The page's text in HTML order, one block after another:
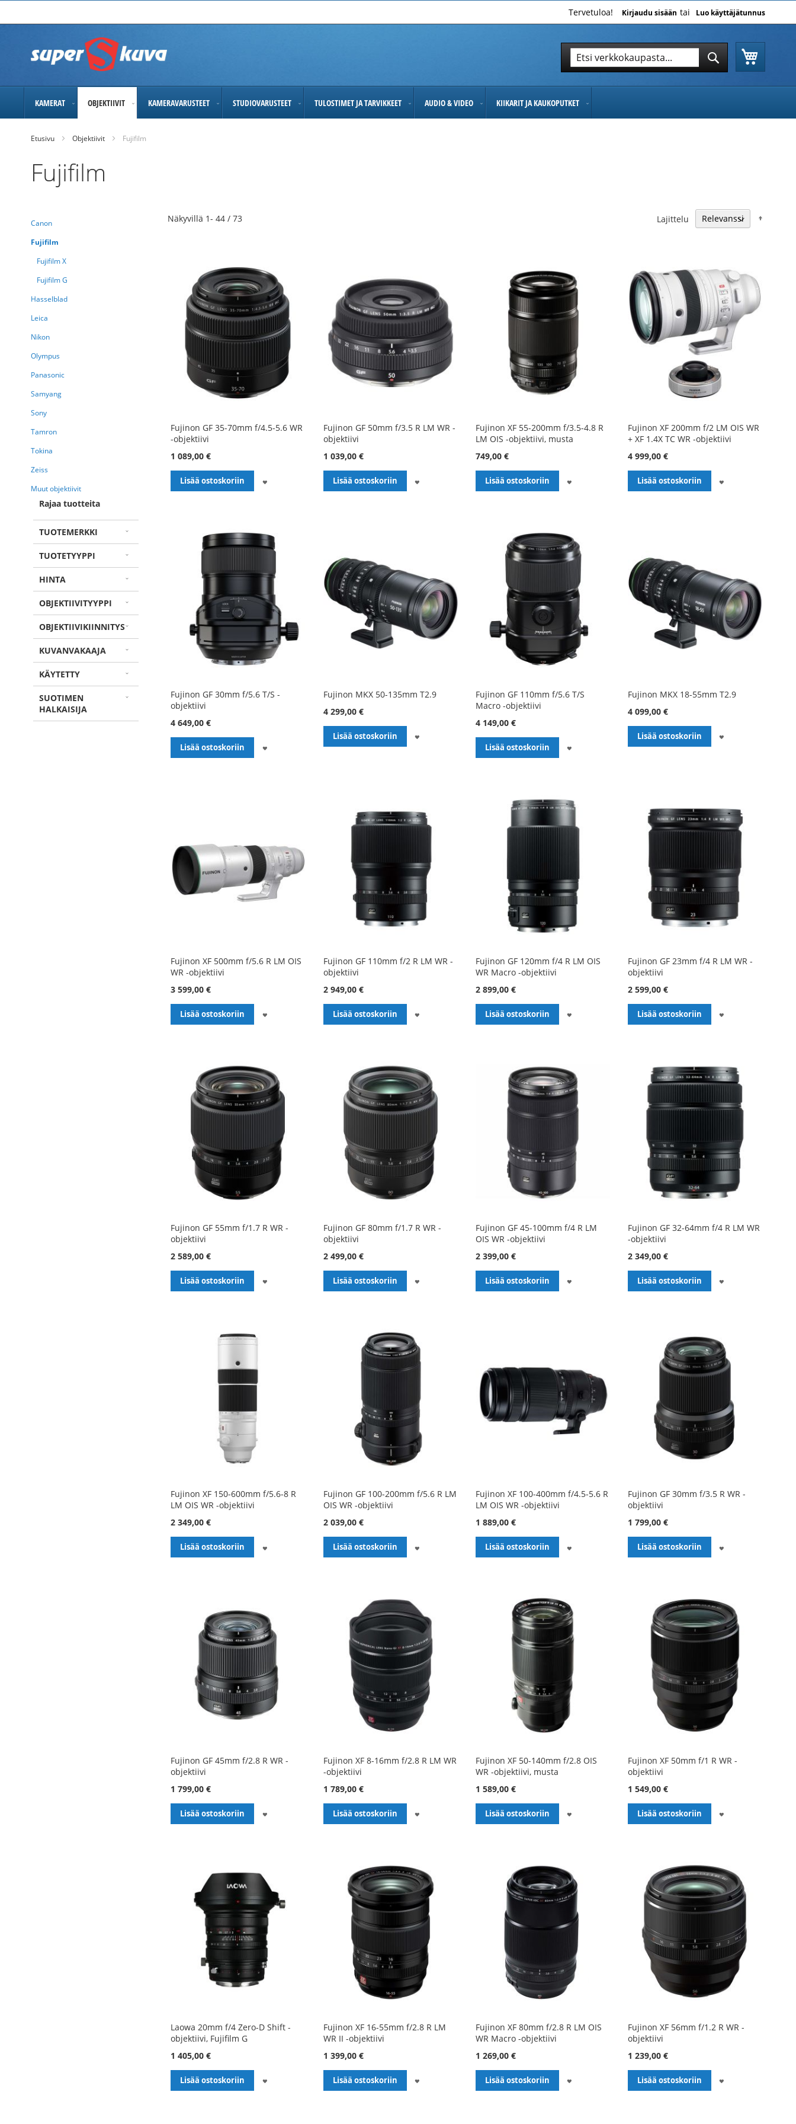
to
Tervetuloa! Kirjaudu sisään Luo käyttäjätunnus
Hae
KAMERAT OBJEKTIIVIT KAMERAVARUSTEET STUDIOVARUSTEET TULOSTIMET JA TARVIKKEET AUDIO & VIDEO KIIKARIT JA KAUKOPUTKET
Etusivu Objektiivit Fujifilm
Fujifilm
Näkyvillä 1-44 /73 Lajittelu
Fujinon GF 35-70mm f/4.5-5.6 WR
-objektiivi
1 089,00 €
Lisää ostoskoriin
Fujinon GF 50mm f/3.5 R LM WR -
objektiivi
1 039,00 €
Lisää ostoskoriin
Fujinon XF 55-200mm f/3.5-4.8 R
LM OIS -objektiivi, musta
749,00 €
Lisää ostoskoriin
Fujinon XF 200mm f/2 LM OIS WR
+ XF 1.4X TC WR -objektiivi
4 999,00 €
Lisää ostoskoriin
Fujinon GF 30mm f/5.6 T/S -
objektiivi
4 649,00 €
Lisää ostoskoriin
Fujinon MKX 50-135mm T2.9
4 299,00 €
Lisää ostoskoriin
TOIVELISTALLE
Fujinon GF 110mm f/5.6 T/S
Macro -objektiivi
4 149,00 €
Lisää ostoskoriin
Fujinon MKX 18-55mm T2.9
4 099,00 €
Lisää ostoskoriin
Fujinon XF 500mm f/5.6 R LM OIS
WR -objektiivi
3 599,00 €
Lisää ostoskoriin
Fujinon GF 110mm f/2 R LM WR -
objektiivi
2 949,00 €
Lisää ostoskoriin
Fujinon GF 120mm f/4 R LM OIS
WR Macro -objektiivi
2 899,00 €
Lisää ostoskoriin
Fujinon GF 23mm f/4 R LM WR -
objektiivi
2 599,00 €
Lisää ostoskoriin
Fujinon GF 55mm f/1.7 R WR -
objektiivi
2 589,00 €
Lisää ostoskoriin
Fujinon GF 80mm f/1.7 R WR -
objektiivi
2 499,00 €
Lisää ostoskoriin
Fujinon GF 45-100mm f/4 R LM
OIS WR -objektiivi
2 399,00 €
Lisää ostoskoriin
Fujinon GF 32-64mm f/4 R LM WR
-objektiivi
2 349,00 €
Lisää ostoskoriin
Fujinon XF 150-600mm f/5.6-8 R
LM OIS WR -objektiivi
2 349,00 €
Lisää ostoskoriin
Fujinon GF 100-200mm f/5.6 R LM
OIS WR -objektiivi
2 039,00 €
Lisää ostoskoriin
Fujinon XF 100-400mm f/4.5-5.6 R
LM OIS WR -objektiivi
1 889,00 €
Lisää ostoskoriin
Fujinon GF 30mm f/3.5 R WR -
objektiivi
1 799,00 €
Lisää ostoskoriin
Fujinon GF 45mm f/2.8 R WR -
objektiivi
1 799,00 €
Lisää ostoskoriin
Fujinon XF 8-16mm f/2.8 R LM WR
-objektiivi
1 789,00 €
Lisää ostoskoriin
Fujinon XF 50-140mm f/2.8 OIS
WR -objektiivi, musta
1 589,00 €
Lisää ostoskoriin
Fujinon XF 50mm f/1 R WR -
objektiivi
1 549,00 €
Lisää ostoskoriin
Laowa 20mm f/4 Zero-D Shift -
objektiivi, Fujifilm G
1 405,00 €
Lisää ostoskoriin
Fujinon XF 16-55mm f/2.8 R LM
WR II -objektiivi
1 399,00 €
Lisää ostoskoriin
Fujinon XF 80mm f/2.8 R LM OIS
WR Macro -objektiivi
1 269,00 €
Lisää ostoskoriin
Fujinon XF 56mm f/1.2 R WR -
objektiivi
1 239,00 €
Lisää ostoskoriin
Canon
Fujifilm
Fujifilm X
Fujifilm G
Hasselblad
Leica
Nikon
Olympus
Panasonic
Samyang
Sony
Tamron
Tokina
Zeiss
Muut objektiivit
Rajaa tuotteita
TUOTEMERKKI
TUOTETYYPPI
HINTA
OBJEKTIIVITYYPPI
OBJEKTIIVIKIINNITYS
KUVANVAKAAJA
KÄYTETTY
SUOTIMEN
HALKAISIJA